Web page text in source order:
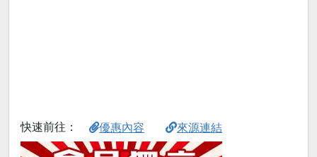
快速前往： 優惠內容 來源連結